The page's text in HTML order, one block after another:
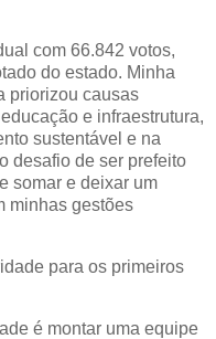
com 66.842 votos,
do estado. Minha
priorizou causas
e infraestrutura,
sustentável e na
desafio de ser prefeito
somar e deixar um
minhas gestões
para os primeiros
é montar uma equipe